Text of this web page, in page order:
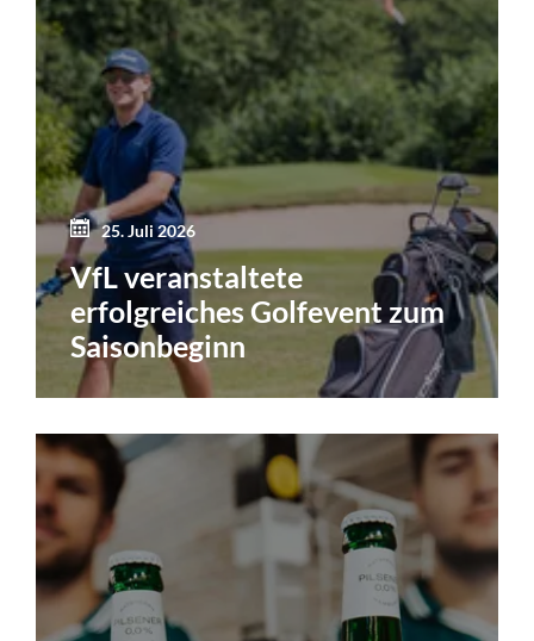
25. Juli 2026
VfL veranstaltete
erfolgreiches Golfevent zum
Saisonbeginn